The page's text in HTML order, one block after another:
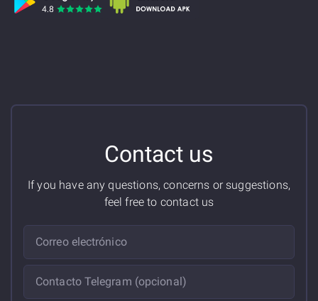
Contact us
If you have any questions, concerns or suggestions,
feel free to contact us